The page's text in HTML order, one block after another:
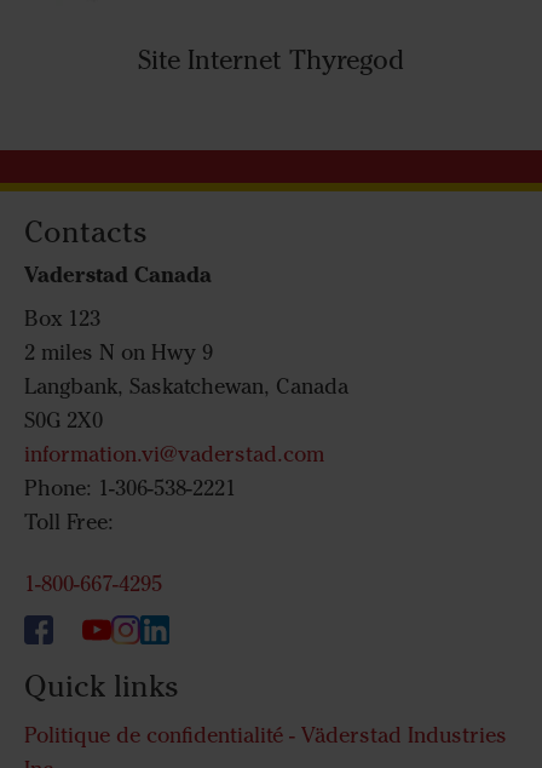
Site Internet Thyregod
Contacts
Vaderstad Canada
Box 123
2 miles N on Hwy 9
Langbank, Saskatchewan, Canada
S0G 2X0
information.vi@vaderstad.com
Phone: 1-306-538-2221
Toll Free:
1-800-667-4295
Quick links
Politique de confidentialité - Väderstad Industries